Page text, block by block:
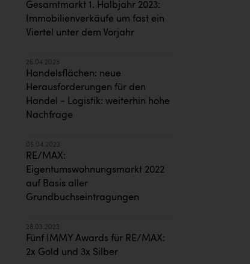
Gesamtmarkt 1. Halbjahr 2023:
Immobilienverkäufe um fast ein
Viertel unter dem Vorjahr
26.04.2023
Handelsflächen: neue
Herausforderungen für den
Handel - Logistik: weiterhin hohe
Nachfrage
05.04.2023
RE/MAX:
Eigentumswohnungsmarkt 2022
auf Basis aller
Grundbuchseintragungen
28.03.2023
Fünf IMMY Awards für RE/MAX:
2x Gold und 3x Silber